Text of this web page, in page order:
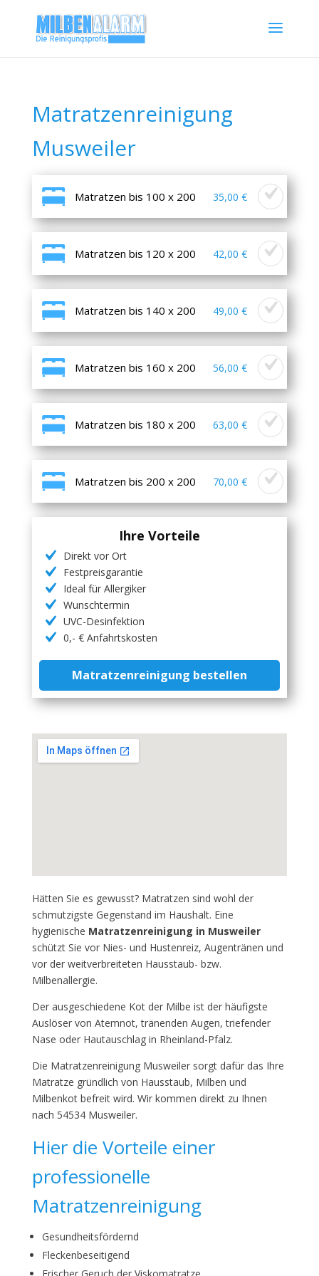
Matratzenreinigung
Musweiler
Matratzen bis 100 x 200 35,00 €
Matratzen bis 120 x 200 42,00 €
Matratzen bis 140 x 200 49,00 €
Matratzen bis 160 x 200 56,00 €
Matratzen bis 180 x 200 63,00 €
Matratzen bis 200 x 200 70,00 €
Ihre Vorteile
Direkt vor Ort
Festpreisgarantie
Ideal für Allergiker
Wunschtermin
UVC-Desinfektion
0,- € Anfahrtskosten
Matratzenreinigung bestellen
Hätten Sie es gewusst? Matratzen sind wohl der
schmutzigste Gegenstand im Haushalt. Eine
hygienische Matratzenreinigung in Musweiler
schützt Sie vor Nies- und Hustenreiz, Augentränen und
vor der weitverbreiteten Hausstaub- bzw.
Milbenallergie.
Der ausgeschiedene Kot der Milbe ist der häufigste
Auslöser von Atemnot, tränenden Augen, triefender
Nase oder Hautauschlag in Rheinland-Pfalz.
Die Matratzenreinigung Musweiler sorgt dafür das Ihre
Matratze gründlich von Hausstaub, Milben und
Milbenkot befreit wird. Wir kommen direkt zu Ihnen
nach 54534 Musweiler.
Hier die Vorteile einer
professionelle
Matratzenreinigung
Gesundheitsfördernd
Fleckenbeseitigend